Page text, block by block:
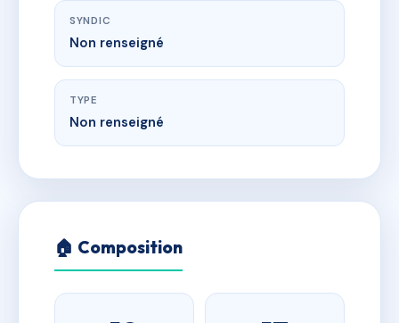
SYNDIC
Non renseigné
TYPE
Non renseigné
🏠 Composition